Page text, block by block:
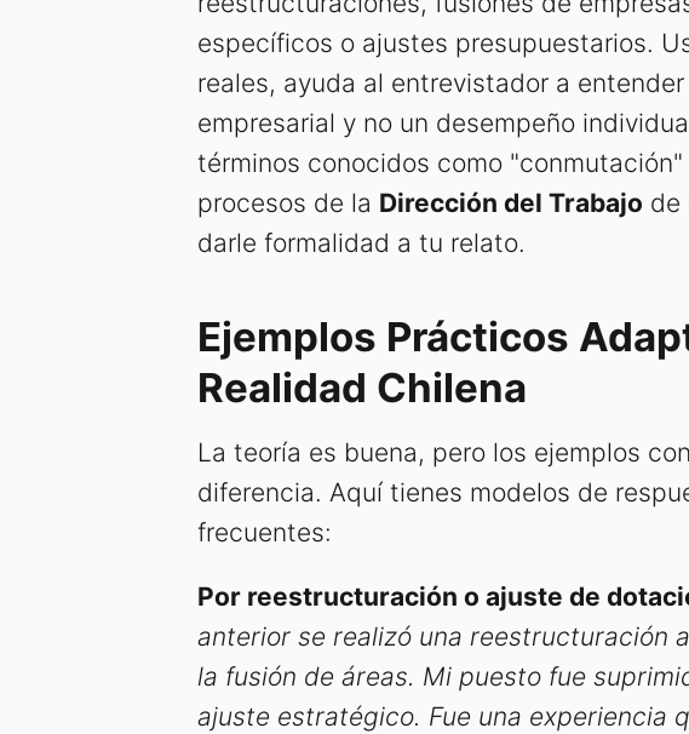
específicos o ajustes presupuestarios.
reales, ayuda al entrevistador a
empresarial y no un desempeño
términos conocidos como
procesos de la Dirección del Trabajo de
darle formalidad a tu relato.
Ejemplos Prácticos
Realidad Chilena
La teoría es buena, pero los ejemplos
diferencia. Aquí tienes modelos de
frecuentes:
Por reestructuración o ajuste de
anterior se realizó una reestructuración
la fusión de áreas. Mi puesto fue
ajuste estratégico. Fue una experiencia